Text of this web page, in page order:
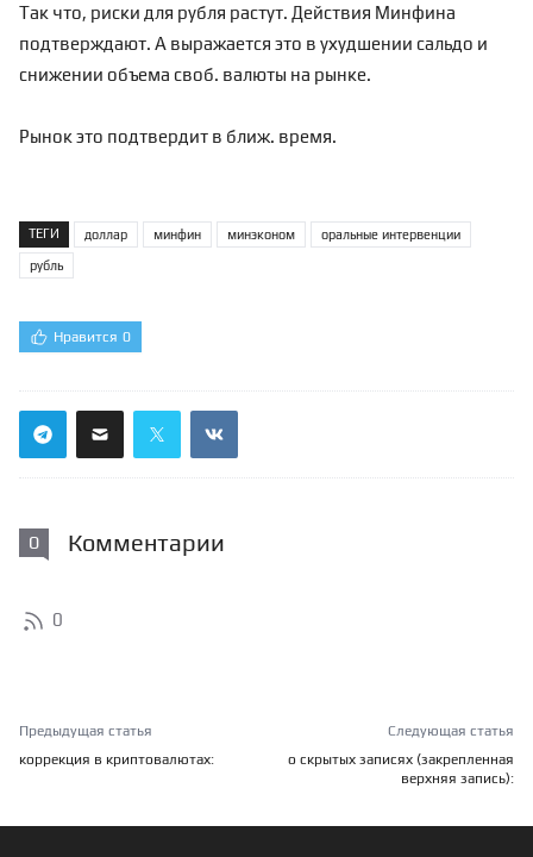
Так что, риски для рубля растут. Действия Минфина
подтверждают. А выражается это в ухудшении сальдо и
снижении объема своб. валюты на рынке.
Рынок это подтвердит в ближ. время.
ТЕГИ доллар минфин минэконом оральные интервенции
рубль
Нравится 0
0 Комментарии
0
Предыдущая статья
коррекция в криптовалютах:
Следующая статья
о скрытых записях (закрепленная
верхняя запись):